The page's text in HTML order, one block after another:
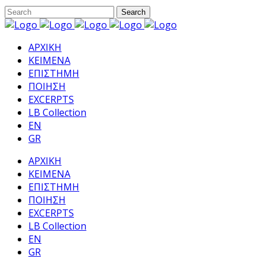
ΑΡΧΙΚΗ
ΚΕΙΜΕΝΑ
ΕΠΙΣΤΗΜΗ
ΠΟΙΗΣΗ
EXCERPTS
LB Collection
EN
GR
ΑΡΧΙΚΗ
ΚΕΙΜΕΝΑ
ΕΠΙΣΤΗΜΗ
ΠΟΙΗΣΗ
EXCERPTS
LB Collection
EN
GR